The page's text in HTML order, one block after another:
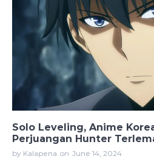
Solo Leveling, Anime
Perjuangan Hunter
by Kalapena on June 14, 2024